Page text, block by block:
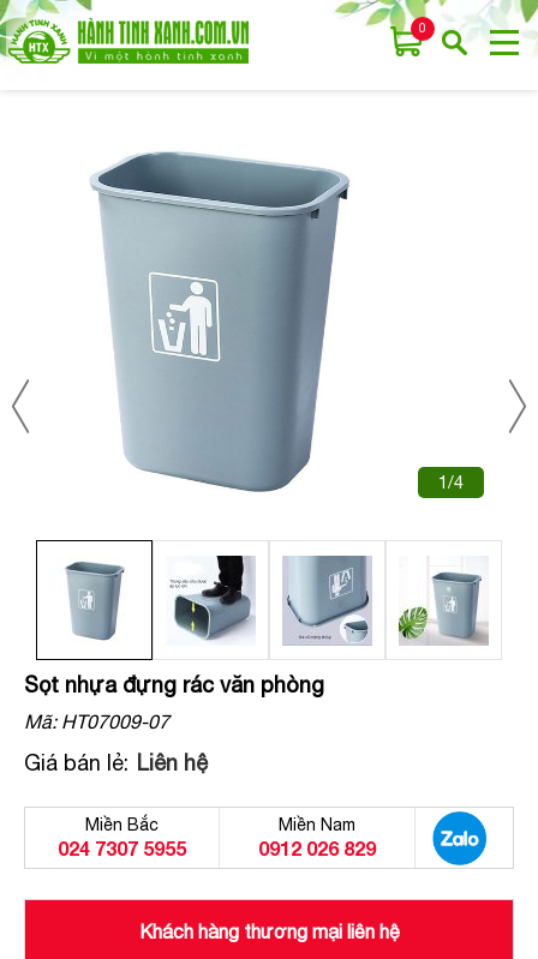
0
1/4
Sọt nhựa đựng rác văn phòng
Mã:HT07009-07
Giá bán lẻ: Liên hệ
Miền Bắc
024 7307 5955
Miền Nam
0912 026 829
Khách hàng thương mại liên hệ